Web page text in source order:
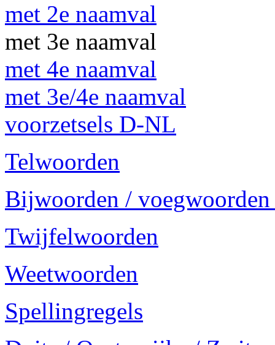
met 2e naamval
met 3e naamval
met 4e naamval
met 3e/4e naamval
voorzetsels D-NL
Telwoorden
Bijwoorden /
Twijfelwoorden
Weetwoorden
Spellingregels